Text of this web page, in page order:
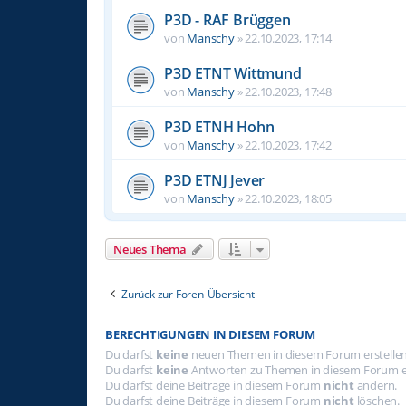
P3D - RAF Brüggen
von Manschy»22.10.2023, 17:14
P3D ETNT Wittmund
von Manschy»22.10.2023, 17:48
P3D ETNH Hohn
von Manschy»22.10.2023, 17:42
P3D ETNJ Jever
von Manschy»22.10.2023, 18:05
Neues Thema
Zurück zur Foren-Übersicht
BERECHTIGUNGEN IN DIESEM FORUM
Du darfst keine neuen Themen in diesem Forum
Du darfst keine Antworten zu Themen in diesem Forum
Du darfst deine Beiträge in diesem Forum nicht ändern.
Du darfst deine Beiträge in diesem Forum nicht löschen.